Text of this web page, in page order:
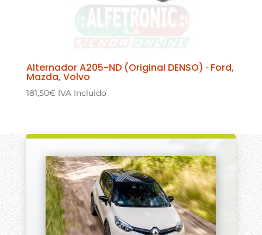
Alternador A205-ND (Original DENSO) · Ford,
Mazda, Volvo
181,50€ IVA Incluido